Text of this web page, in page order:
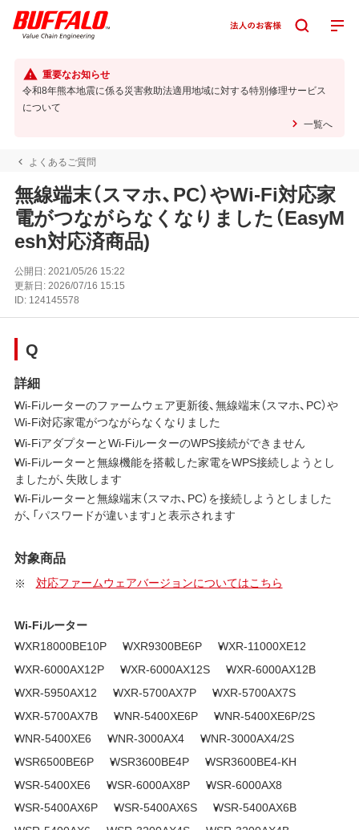
重要なお知らせ
令和8年熊本地震に係る災害救助法適用地域に対する特別修理サービス
について
一覧へ
よくあるご質問
無線端末（スマホ、PC）やWi-Fi対応家
電がつながらなくなりました（EasyM
esh対応済商品)
公開日:2021/05/26 15:22
更新日:2026/07/16 15:15
ID: 124145578
Q
詳細
Wi-Fiルーターのファームウェア更新後、無線端末（スマホ、PC）や
Wi-Fi対応家電がつながらなくなりました
Wi-FiアダプターとWi-FiルーターのWPS接続ができません
Wi-Fiルーターと無線機能を搭載した家電をWPS接続しようとし
ましたが、失敗します
Wi-Fiルーターと無線端末（スマホ、PC）を接続しようとしました
が、「パスワードが違います」と表示されます
対象商品
対応ファームウェアバージョンについてはこちら
Wi-Fiルーター
WXR18000BE10P
WXR9300BE6P
WXR-11000XE12
WXR-6000AX12P
WXR-6000AX12S
WXR-6000AX12B
WXR-5950AX12
WXR-5700AX7P
WXR-5700AX7S
WXR-5700AX7B
WNR-5400XE6P
WNR-5400XE6P/2S
WNR-5400XE6
WNR-3000AX4
WNR-3000AX4/2S
WSR6500BE6P
WSR3600BE4P
WSR3600BE4-KH
WSR-5400XE6
WSR-6000AX8P
WSR-6000AX8
WSR-5400AX6P
WSR-5400AX6S
WSR-5400AX6B